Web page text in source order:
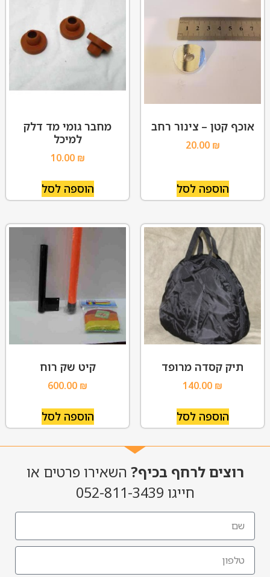
אוכף קטן – צינור רחב
20.00 ₪
הוספה לסל
מחבר גומי מד דלק
למיכל
10.00 ₪
הוספה לסל
תיק קסדה מרופד
140.00 ₪
הוספה לסל
קיט שק רוח
600.00 ₪
הוספה לסל
רוצים לרחף בכיף? השאירו פרטים או
חייגו 052-811-3439